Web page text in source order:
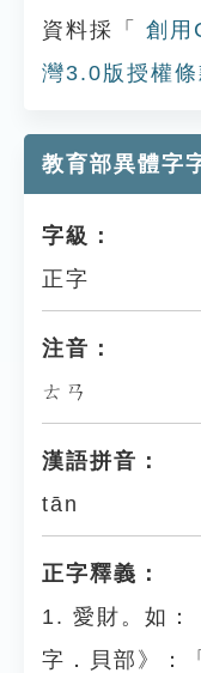
資料採「
創用
灣3.0版授權條
教育部異體字
字級：
正字
注音：
ㄊㄢ
漢語拼音：
tān
正字釋義：
1. 愛財。如：
字．貝部》：